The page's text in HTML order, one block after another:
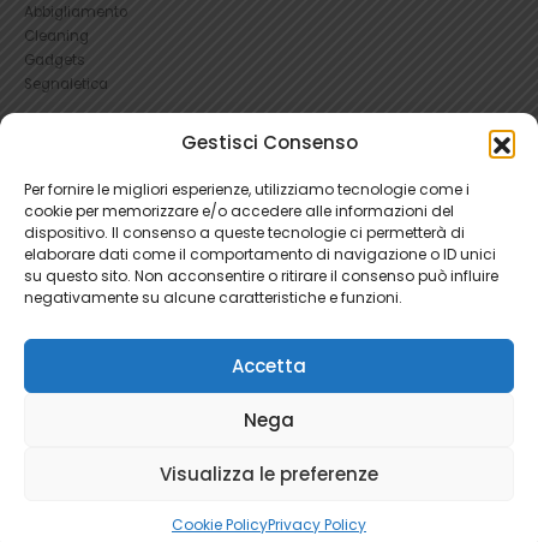
Gestisci Consenso
Per fornire le migliori esperienze, utilizziamo tecnologie come i
cookie per memorizzare e/o accedere alle informazioni del
dispositivo. Il consenso a queste tecnologie ci permetterà di
elaborare dati come il comportamento di navigazione o ID unici
su questo sito. Non acconsentire o ritirare il consenso può influire
negativamente su alcune caratteristiche e funzioni.
Accetta
Nega
Visualizza le preferenze
Cookie PolicyPrivacy Policy
Abbigliamento
Cleaning
Gadgets
Segnaletica
RICHIEDI UN RESO
Condizioni e Resi
FAQ Antinfortunistica
Richiesta Reso
CookieePrivacy